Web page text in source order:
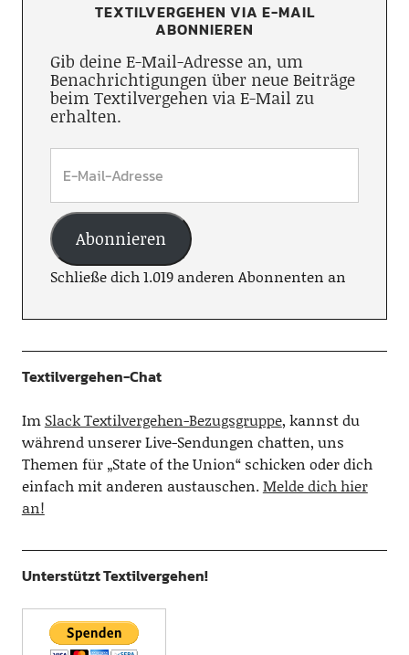
TEXTILVERGEHEN VIA E-MAIL
ABONNIEREN
Gib deine E-Mail-Adresse an, um
Benachrichtigungen über neue Beiträge
beim Textilvergehen via E-Mail zu
erhalten.
Abonnieren
Schließe dich 1.019 anderen Abonnenten an
Textilvergehen-Chat
Im Slack Textilvergehen-Bezugsgruppe, kannst du
während unserer Live-Sendungen chatten, uns
Themen für „State of the Union“ schicken oder dich
einfach mit anderen austauschen.Melde dich hier
an!
Unterstützt Textilvergehen!